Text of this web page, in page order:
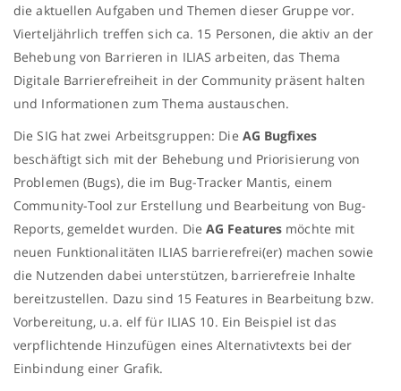
die aktuellen Aufgaben und Themen dieser Gruppe vor.
Vierteljährlich treffen sich ca. 15 Personen, die aktiv an der
Behebung von Barrieren in ILIAS arbeiten, das Thema
Digitale Barrierefreiheit in der Community präsent halten
und Informationen zum Thema austauschen.
Die SIG hat zwei Arbeitsgruppen: Die AG Bugfixes
beschäftigt sich mit der Behebung und Priorisierung von
Problemen (Bugs), die im Bug-Tracker Mantis, einem
Community-Tool zur Erstellung und Bearbeitung von Bug-
Reports, gemeldet wurden. DieAG Features möchte mit
neuen Funktionalitäten ILIAS barrierefrei(er) machen sowie
die Nutzenden dabei unterstützen, barrierefreie Inhalte
bereitzustellen. Dazu sind 15 Features in Bearbeitung bzw.
Vorbereitung, u.a. elf für ILIAS 10. Ein Beispiel ist das
verpflichtende Hinzufügen eines Alternativtexts bei der
Einbindung einer Grafik.